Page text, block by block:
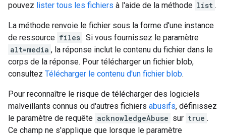
pouvez lister tous les fichiers à l'aide de la méthode list .
La méthode renvoie le fichier sous la forme d'une instance
de ressource files . Si vous fournissez le paramètre
alt=media , la réponse inclut le contenu du fichier dans le
corps de la réponse. Pour télécharger un fichier blob,
consultez Télécharger le contenu d'un fichier blob.
Pour reconnaître le risque de télécharger des logiciels
malveillants connus ou d'autres fichiers abusifs, définissez
le paramètre de requête acknowledgeAbuse sur true .
Ce champ ne s'applique que lorsque le paramètre